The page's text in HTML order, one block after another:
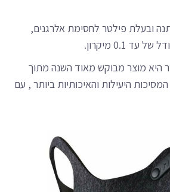
ובעלת פילטר לחסימת אלרגנים,
0.1 מיקרון.
היא מוצר מבוקש מאוד השנה מתוך
היעילות והאיכותיות ביותר , עם